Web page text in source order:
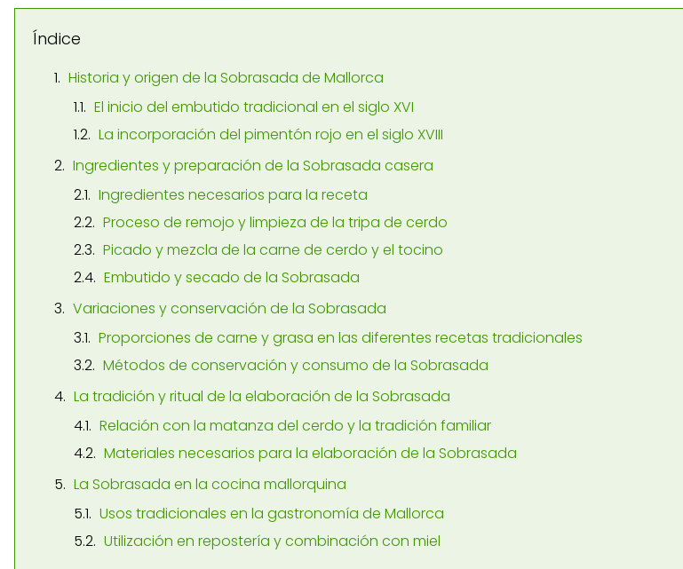
Índice
Historia y origen de la Sobrasada de Mallorca
El inicio del embutido tradicional en el siglo XVI
La incorporación del pimentón rojo en el siglo XVIII
Ingredientes y preparación de la Sobrasada casera
Ingredientes necesarios para la receta
Proceso de remojo y limpieza de la tripa de cerdo
Picado y mezcla de la carne de cerdo y el tocino
Embutido y secado de la Sobrasada
Variaciones y conservación de la Sobrasada
Proporciones de carne y grasa en las diferentes recetas tradicionales
Métodos de conservación y consumo de la Sobrasada
La tradición y ritual de la elaboración de la Sobrasada
Relación con la matanza del cerdo y la tradición familiar
Materiales necesarios para la elaboración de la Sobrasada
La Sobrasada en la cocina mallorquina
Usos tradicionales en la gastronomía de Mallorca
Utilización en repostería y combinación con miel